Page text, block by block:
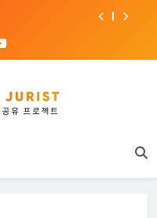
과 발표
결과 발표